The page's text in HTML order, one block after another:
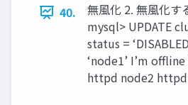
40.
無風化 2. 無風化す
mysql> UPDATE
status =
‘node1’ I’m
httpd node2